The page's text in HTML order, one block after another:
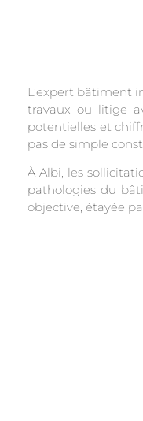
L’expert bâtiment
travaux ou litige
potentielles et
pas de simple
À Albi, les
pathologies du
objective, étayée